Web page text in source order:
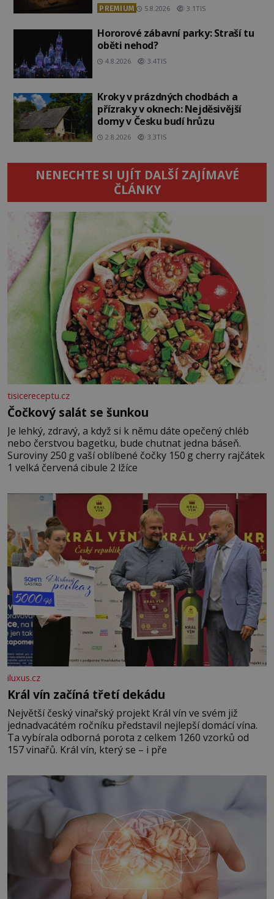
PREMIUM 5.8.2026 3.1TIS
Hororové zábavní parky: Straší tu
oběti nehod?
4.8.2026 3.4TIS
Kroky v prázdných chodbách a
přízraky v oknech: Nejděsivější
domy v Česku budí hrůzu
2.8.2026 3.3TIS
NENECHTE SI UJÍT DALŠÍ ZAJÍMAVÉ
ČLÁNKY
tisicereceptu.cz
Čočkový salát se šunkou
Je lehký, zdravý, a když si k němu dáte opečený chléb
nebo čerstvou bagetku, bude chutnat jedna báseň.
Suroviny 250 g vaší oblíbené čočky 150 g cherry rajčátek
1 velká červená cibule 2 lžíce
iluxus.cz
Král vín začíná třetí dekádu
Největší český vinařský projekt Král vín ve svém již
jednadvacátém ročníku představil nejlepší domácí vína.
Ta vybírala odborná porota z celkem 1260 vzorků od
157 vinařů. Král vín, který se – i pře